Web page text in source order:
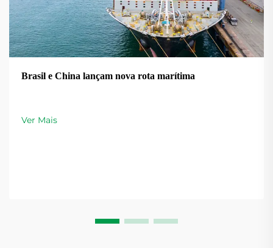
Brasil e China lançam nova rota marítima
Ver Mais